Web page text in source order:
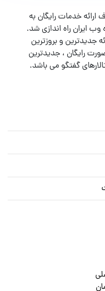
در سال ۱۳۸۶ با هدف ارائه خدمات رایگان به
وب ایران راه اندازی شد.
جدیدترین و بروزترین
رایگان ، جدیدترین
گفتگو می باشد.